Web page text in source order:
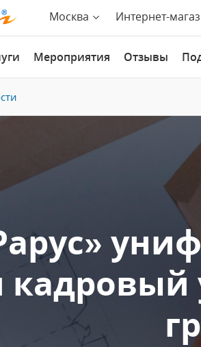
Москва Интернет-
Мероприятия Отзывы
кадровый